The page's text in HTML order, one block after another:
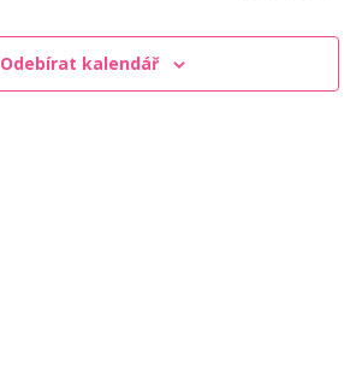
Odebírat kalendář